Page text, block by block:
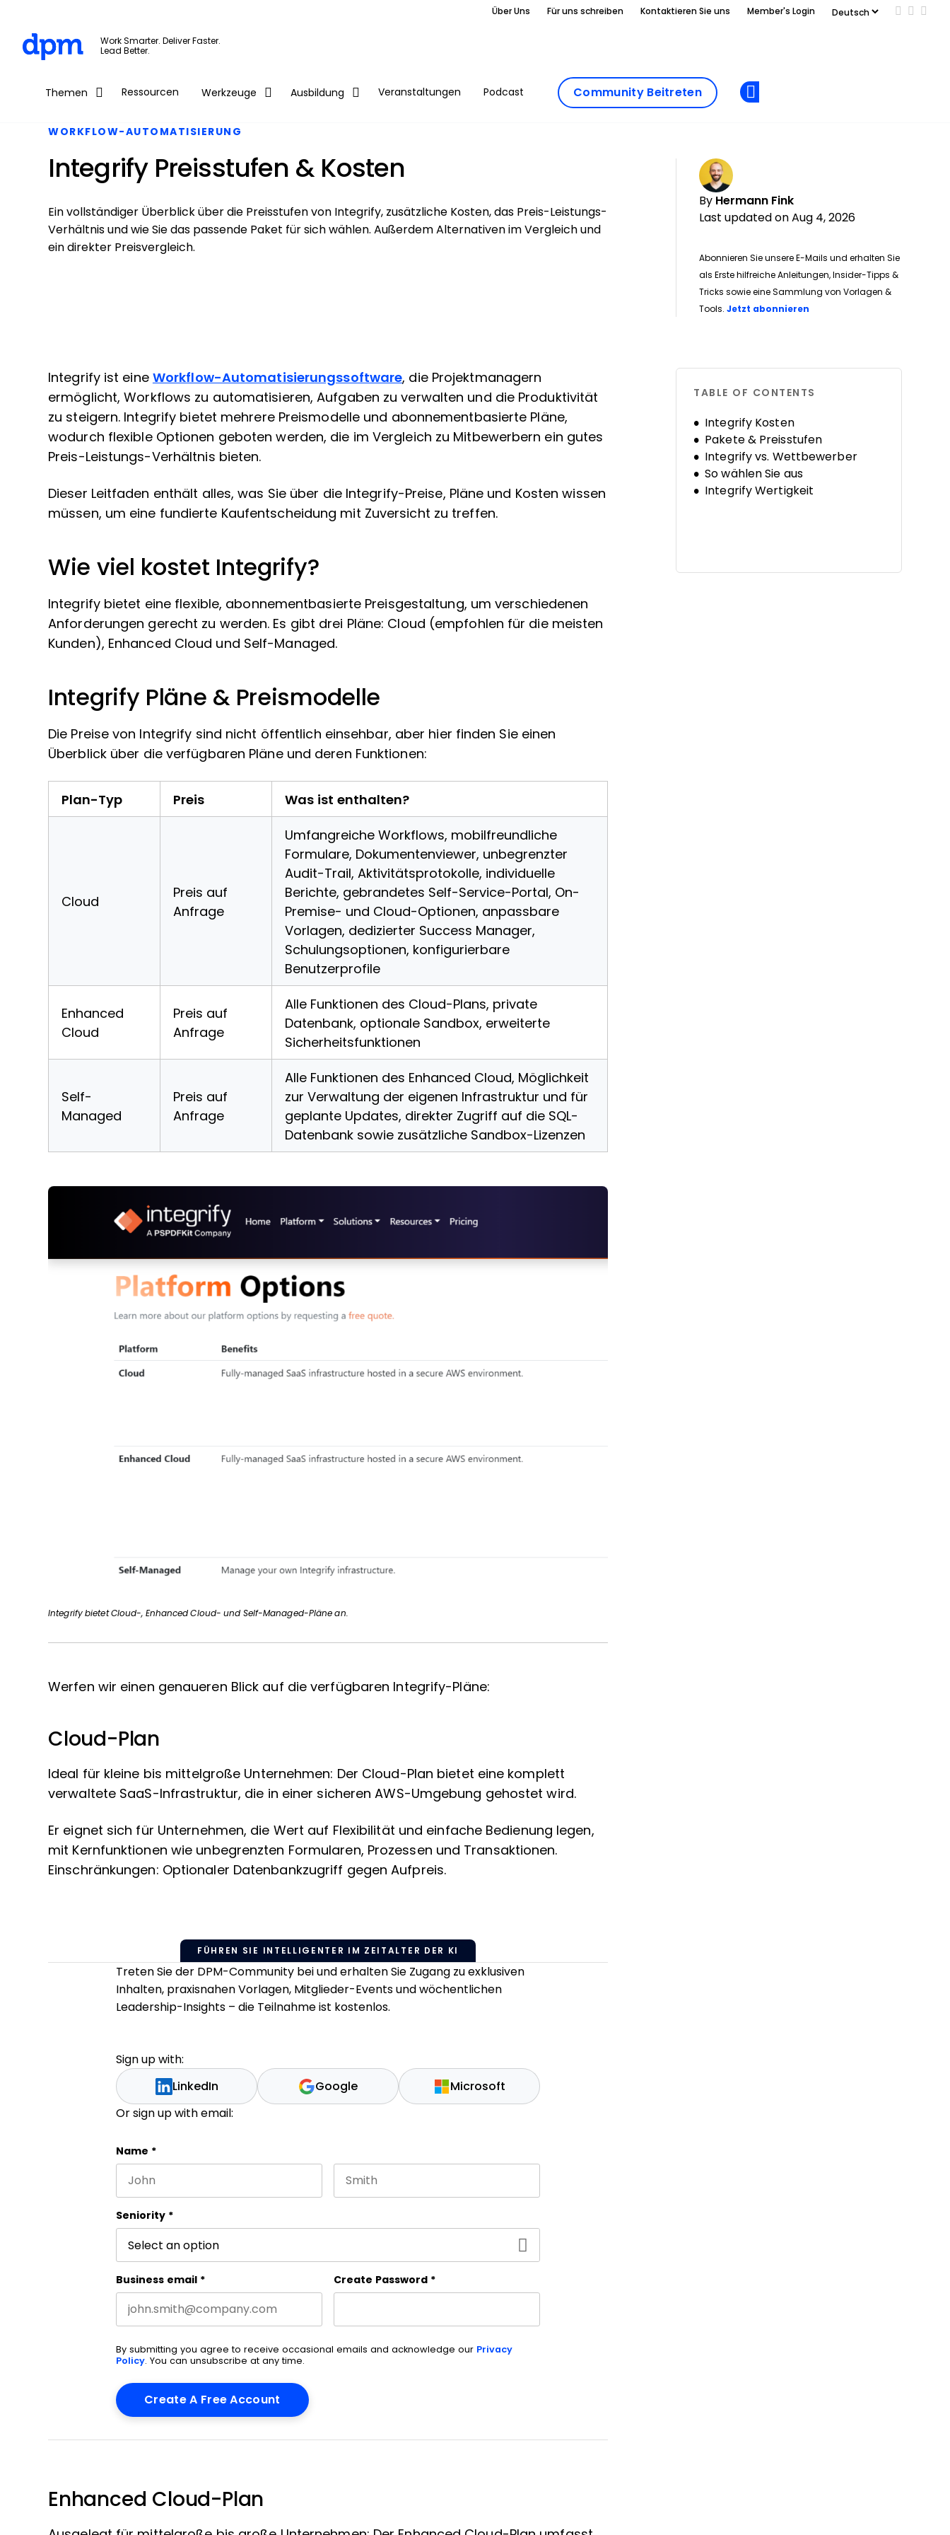
Skip to main content
Über Uns Für uns schreiben Kontaktieren Sie uns Member's Login Add us
Follow
Work Smarter. Deliver Faster.
Lead Better.
Themen Ressourcen Werkzeuge Ausbildung Veranstaltungen Podcast Community Beitreten
WORKFLOW-AUTOMATISIERUNG
Integrify Preisstufen & Kosten
By Hermann Fink
Last updated on Aug 4, 2026
Abonnieren Sie unsere E-Mails und erhalten Sie
als Erste hilfreiche Anleitungen, Insider-Tipps &
Tricks sowie eine Sammlung von Vorlagen &
Tools. Jetzt abonnieren
Ein vollständiger Überblick über die Preisstufen von Integrify, zusätzliche Kosten, das Preis-Leistungs-
Verhältnis und wie Sie das passende Paket für sich wählen. Außerdem Alternativen im Vergleich und
ein direkter Preisvergleich.
Integrify ist eine Workflow-Automatisierungssoftware, die Projektmanagern
ermöglicht, Workflows zu automatisieren, Aufgaben zu verwalten und die Produktivität
zu steigern. Integrify bietet mehrere Preismodelle und abonnementbasierte Pläne,
wodurch flexible Optionen geboten werden, die im Vergleich zu Mitbewerbern ein gutes
Preis-Leistungs-Verhältnis bieten.
Dieser Leitfaden enthält alles, was Sie über die Integrify-Preise, Pläne und Kosten wissen
müssen, um eine fundierte Kaufentscheidung mit Zuversicht zu treffen.
Wie viel kostet Integrify?
Integrify bietet eine flexible, abonnementbasierte Preisgestaltung, um verschiedenen
Anforderungen gerecht zu werden. Es gibt drei Pläne: Cloud (empfohlen für die meisten
Kunden), Enhanced Cloud und Self-Managed.
Integrify Pläne & Preismodelle
Die Preise von Integrify sind nicht öffentlich einsehbar, aber hier finden Sie einen
Überblick über die verfügbaren Pläne und deren Funktionen:
Plan-Typ Preis Was ist enthalten?
Cloud
Preis auf
Anfrage
Umfangreiche Workflows, mobilfreundliche
Formulare, Dokumentenviewer, unbegrenzter
Audit-Trail, Aktivitätsprotokolle, individuelle
Berichte, gebrandetes Self-Service-Portal, On-
Premise- und Cloud-Optionen, anpassbare
Vorlagen, dedizierter Success Manager,
Schulungsoptionen, konfigurierbare
Benutzerprofile
Enhanced
Cloud
Preis auf
Anfrage
Alle Funktionen des Cloud-Plans, private
Datenbank, optionale Sandbox, erweiterte
Sicherheitsfunktionen
Self-
Managed
Preis auf
Anfrage
Alle Funktionen des Enhanced Cloud, Möglichkeit
zur Verwaltung der eigenen Infrastruktur und für
geplante Updates, direkter Zugriff auf die SQL-
Datenbank sowie zusätzliche Sandbox-Lizenzen
Integrify bietet Cloud-, Enhanced Cloud- und Self-Managed-Pläne an.
Werfen wir einen genaueren Blick auf die verfügbaren Integrify-Pläne:
Cloud-Plan
Ideal für kleine bis mittelgroße Unternehmen: Der Cloud-Plan bietet eine komplett
verwaltete SaaS-Infrastruktur, die in einer sicheren AWS-Umgebung gehostet wird.
Er eignet sich für Unternehmen, die Wert auf Flexibilität und einfache Bedienung legen,
mit Kernfunktionen wie unbegrenzten Formularen, Prozessen und Transaktionen.
Einschränkungen: Optionaler Datenbankzugriff gegen Aufpreis.
FÜHREN SIE INTELLIGENTER IM ZEITALTER DER KI
Treten Sie der DPM-Community bei und erhalten Sie Zugang zu exklusiven
Inhalten, praxisnahen Vorlagen, Mitglieder-Events und wöchentlichen
Leadership-Insights – die Teilnahme ist kostenlos.
Sign up with:
LinkedIn Google Microsoft
Or sign up with email:
Comments
This field is for validation purposes and should be left unchanged.
Name *
Seniority *
Business email * Create Password *
By submitting you agree to receive occasional emails and acknowledge our Privacy
Policy. You can unsubscribe at any time.
Enhanced Cloud-Plan
TABLE OF CONTENTS
Integrify Kosten
Pakete & Preisstufen
Integrify vs. Wettbewerber
So wählen Sie aus
Integrify Wertigkeit